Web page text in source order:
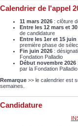
Calendrier de l'appel
11 mars 2026 : clôture
Entre les 12 mars et
de candidature
Entre les 1er et 15 juin
première phase de
Fin juin 2026 :
Fondation Palladio
Début novembre 2026
par la Fondation Palladio
Remarque >> le calendrier est
semaines.
Candidature